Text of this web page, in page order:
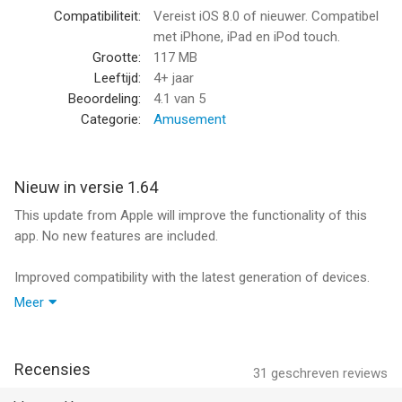
Let's Create! Pottery HD Lite van Infinite Dreams Inc. is een app
voor iPhone, iPad en iPod touch met iOS versie 8.0 of hoger,
geschikt bevonden voor gebruikers met leeftijden vanaf
Compatibiliteit:
Vereist iOS 8.0 of nieuwer. Compatibel
met iPhone, iPad en iPod touch.
Grootte:
117 MB
Leeftijd:
4+ jaar
Beoordeling:
4.1 van 5
Categorie:
Amusement
Nieuw in versie 1.64
This update from Apple will improve the functionality of this
app. No new features are included.
Improved compatibility with the latest generation of devices.
Meer
31 geschreven reviews
Recensies